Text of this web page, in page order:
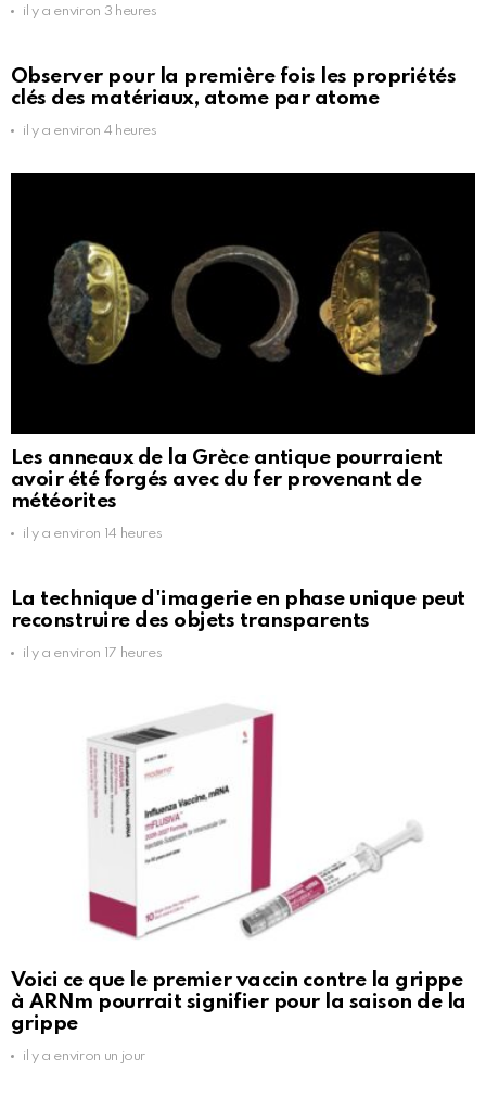
il y a environ 3 heures
Observer pour la première fois les propriétés
clés des matériaux, atome par atome
il y a environ 4 heures
Les anneaux de la Grèce antique pourraient
avoir été forgés avec du fer provenant de
météorites
il y a environ 14 heures
La technique d'imagerie en phase unique peut
reconstruire des objets transparents
il y a environ 17 heures
Voici ce que le premier vaccin contre la grippe
à ARNm pourrait signifier pour la saison de la
grippe
il y a environ un jour